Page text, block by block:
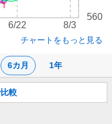
6カ月 1年
560
6/22 8/3
チャートをもっと見る
較